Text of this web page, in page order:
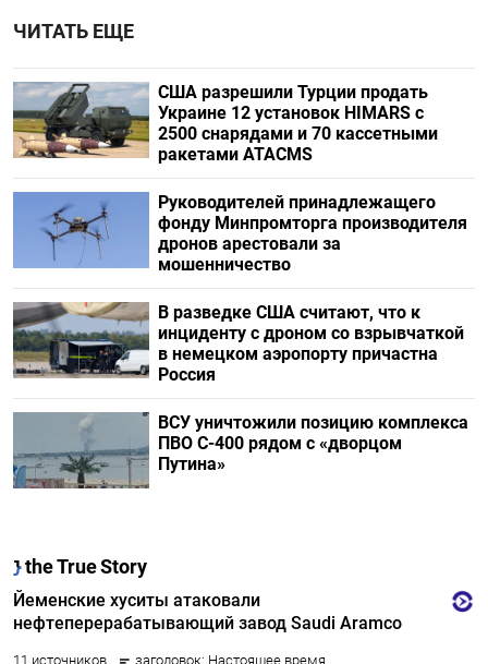
ЧИТАТЬ ЕЩЕ
США разрешили Турции продать
Украине 12 установок HIMARS с
2500 снарядами и 70 кассетными
ракетами ATACMS
Руководителей принадлежащего
фонду Минпромторга производителя
дронов арестовали за
мошенничество
В разведке США считают, что к
инциденту с дроном со взрывчаткой
в немецком аэропорту причастна
Россия
ВСУ уничтожили позицию комплекса
ПВО С-400 рядом с «дворцом
Путина»